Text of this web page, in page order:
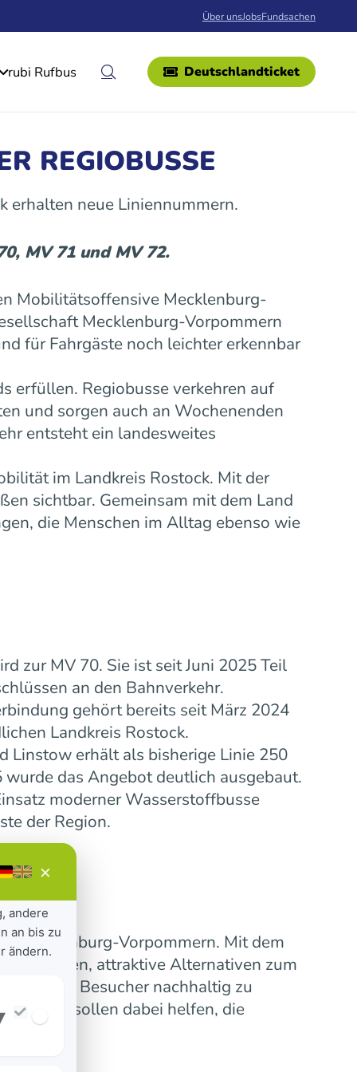
Über unsJobsFundsachen
rubi Rufbus Deutschlandticket
REGIOBUSSE
erhalten neue Liniennummern.
MV 71 und MV 72.
Mobilitätsoffensive Mecklenburg-
Mecklenburg-Vorpommern
für Fahrgäste noch leichter erkennbar
erfüllen. Regiobusse verkehren auf
und sorgen auch an Wochenenden
entsteht ein landesweites
im Landkreis Rostock. Mit der
sichtbar. Gemeinsam mit dem Land
die Menschen im Alltag ebenso wie
zur MV 70. Sie ist seit Juni 2025 Teil
an den Bahnverkehr.
gehört bereits seit März 2024
Landkreis Rostock.
Linstow erhält als bisherige Linie 250
das Angebot deutlich ausgebaut.
moderner Wasserstoffbusse
der Region.
Mecklenburg-Vorpommern. Mit dem
verbinden, attraktive Alternativen zum
und Besucher nachhaltig zu
sollen dabei helfen, die
×
andere
an bis zu
ändern.